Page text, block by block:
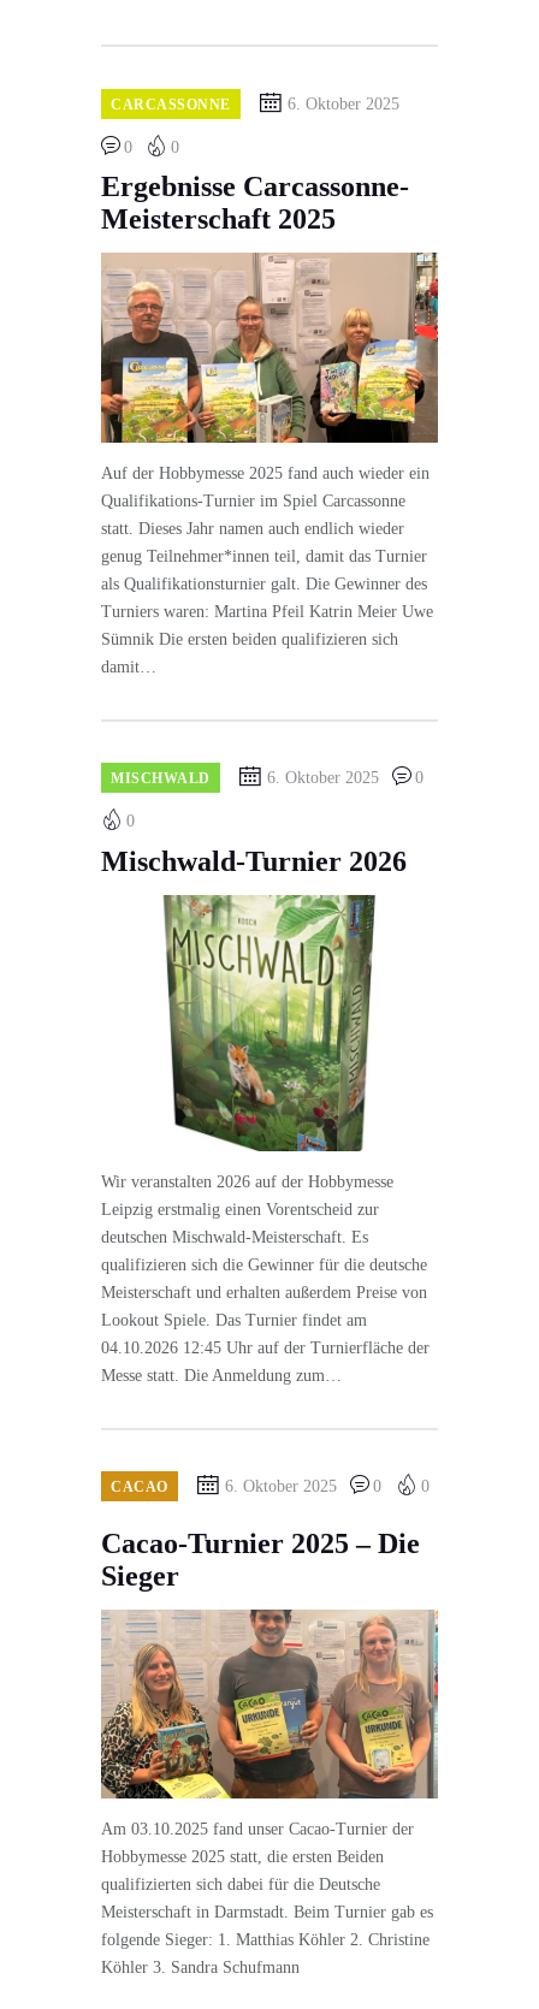
CARCASSONNE 6. Oktober 2025
0 0
Ergebnisse Carcassonne-
Meisterschaft 2025
Auf der Hobbymesse 2025 fand auch wieder ein
Qualifikations-Turnier im Spiel Carcassonne
statt. Dieses Jahr namen auch endlich wieder
genug Teilnehmer*innen teil, damit das Turnier
als Qualifikationsturnier galt. Die Gewinner des
Turniers waren: Martina Pfeil Katrin Meier Uwe
Sümnik Die ersten beiden qualifizieren sich
damit…
MISCHWALD 6. Oktober 2025 0
0
Mischwald-Turnier 2026
Wir veranstalten 2026 auf der Hobbymesse
Leipzig erstmalig einen Vorentscheid zur
deutschen Mischwald-Meisterschaft. Es
qualifizieren sich die Gewinner für die deutsche
Meisterschaft und erhalten außerdem Preise von
Lookout Spiele. Das Turnier findet am
04.10.2026 12:45 Uhr auf der Turnierfläche der
Messe statt. Die Anmeldung zum…
CACAO 6. Oktober 2025 0 0
Cacao-Turnier 2025 – Die
Sieger
Am 03.10.2025 fand unser Cacao-Turnier der
Hobbymesse 2025 statt, die ersten Beiden
qualifizierten sich dabei für die Deutsche
Meisterschaft in Darmstadt. Beim Turnier gab es
folgende Sieger: 1. Matthias Köhler 2. Christine
Köhler 3. Sandra Schufmann